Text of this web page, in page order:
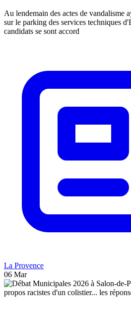
Au lendemain des actes de vandalisme
sur le parking des services techniques
candidats se sont accord
La Provence
06 Mar